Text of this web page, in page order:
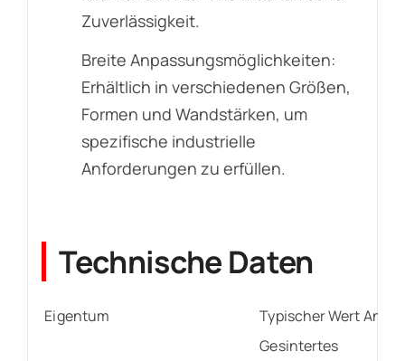
Zuverlässigkeit.
Breite Anpassungsmöglichkeiten:
Erhältlich in verschiedenen Größen,
Formen und Wandstärken, um
spezifische industrielle
Anforderungen zu erfüllen.
Technische Daten
Eigentum Typischer Wert
Gesintertes